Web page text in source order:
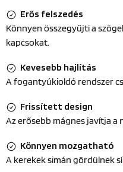
Erős felszedés
Könnyen összegyűjti a
kapcsokat.
Kevesebb hajlítás
A fogantyúkioldó rendszer
Frissített design
Az erősebb mágnes javítja
Könnyen mozgatható
A kerekek simán gördülnek